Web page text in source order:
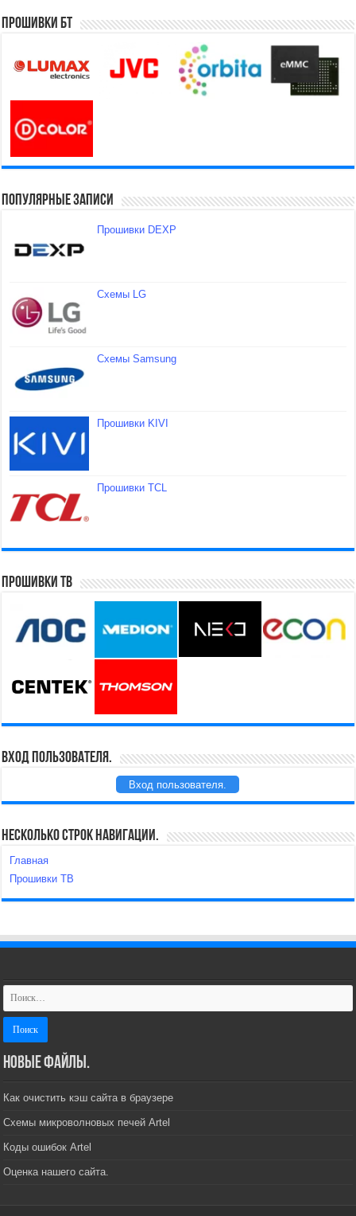
Прошивки БТ
Популярные записи
Прошивки DEXP
Схемы LG
Схемы Samsung
Прошивки KIVI
Прошивки TCL
Прошивки ТВ
Вход пользователя.
Вход пользователя.
Несколько строк навигации.
Главная
Прошивки ТВ
Новые файлы.
Как очистить кэш сайта в браузере
Схемы микроволновых печей Artel
Коды ошибок Artel
Оценка нашего сайта.